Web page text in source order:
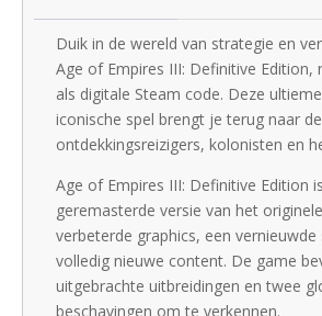
Duik in de wereld van strategie en
Age of Empires III: Definitive Edition,
als digitale Steam code. Deze
iconische spel brengt je terug naar
ontdekkingsreizigers, kolonisten en
Age of Empires III: Definitive Edition
geremasterde versie van het
verbeterde graphics, een
volledig nieuwe content. De game
uitgebrachte uitbreidingen en twee
beschavingen om te verkennen.